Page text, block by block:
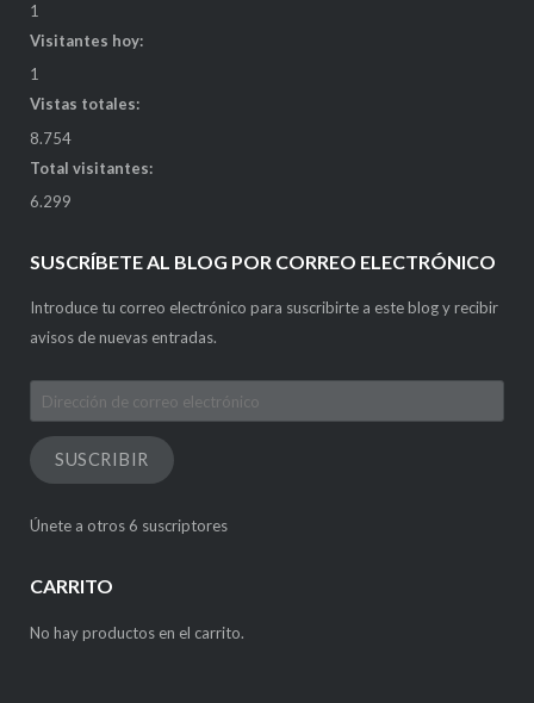
1
Visitantes hoy:
1
Vistas totales:
8.754
Total visitantes:
6.299
SUSCRÍBETE AL BLOG POR CORREO ELECTRÓNICO
Introduce tu correo electrónico para suscribirte a este blog y recibir
avisos de nuevas entradas.
Dirección
de
correo
electrónico
SUSCRIBIR
Únete a otros 6 suscriptores
CARRITO
No hay productos en el carrito.